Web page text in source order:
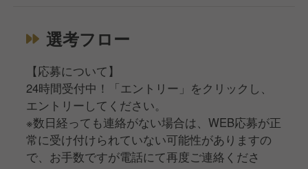
選考フロー
【応募について】
24時間受付中！「エントリー」をクリックし、
エントリーしてください。
※数日経っても連絡がない場合は、WEB応募が正
常に受け付けられていない可能性がありますの
で、お手数ですが電話にて再度ご連絡くださ